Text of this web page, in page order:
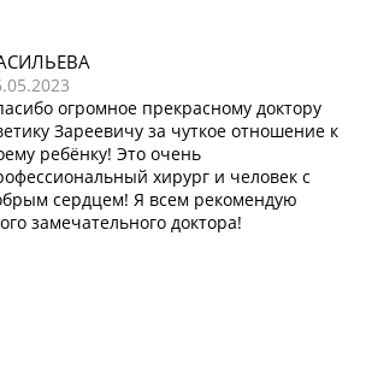
огромное прекрасному доктору
Зареевичу за чуткое отношение к
ребёнку! Это очень
хирург и человек с
сердцем! Я всем рекомендую
замечательного доктора!